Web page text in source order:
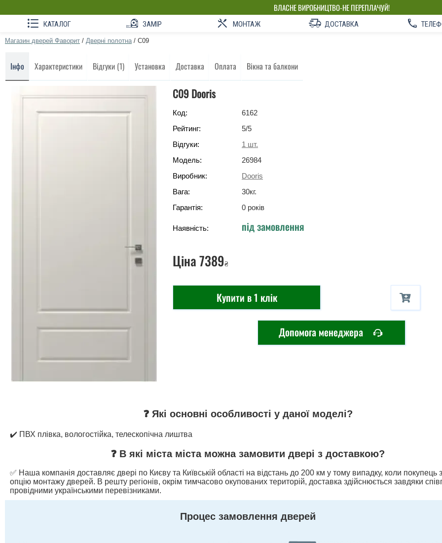
ВЛАСНЕ ВИРОБНИЦТВО-НЕ ПЕРЕПЛАЧУЙ!
КАТАЛОГ ЗАМІР МОНТАЖ ДОСТАВКА
Магазин дверей Фаворит / Дверні полотна / C09
Інфо Характеристики Відгуки (1) Установка Доставка Оплата Вікна та балкони
C09 Dooris
Код:
6162
Рейтинг:
5/5
Відгуки:
1 шт.
Модель:
26984
Виробник:
Dooris
Вага:
30кг.
Гарантія:
0 років
Наявність: під замовлення
Ціна7389₴
Купити в 1 клік
Допомога менеджера
❓ Які основні особливості у даної моделі?
✔️ ПВХ плівка, вологостійка, телескопічна лиштва
❓ В які міста міста можна замовити двері з доставкою?
✅ Наша компанія доставляє двері по Києву та Київській області на відстань до 200 км у тому випадку, коли покупець
опцію монтажу дверей. В решту регіонів, окрім тимчасово окупованих територій, доставка здійснюється завдяки
провідними українськими перевізниками.
Процес замовлення дверей